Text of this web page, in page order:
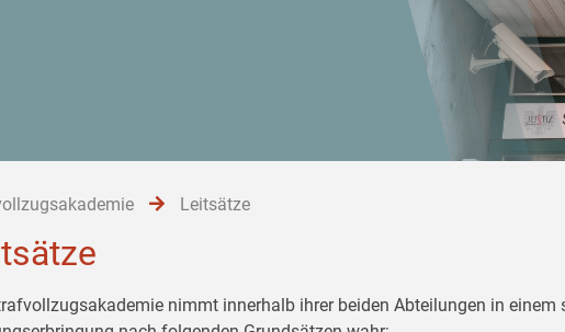
Leitsätze
nimmt innerhalb ihrer beiden Abteilungen in einem